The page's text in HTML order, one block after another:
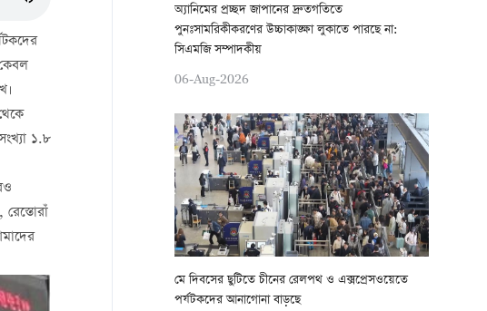
১.৮
অ্যানিমের প্রচ্ছদ জাপানের দ্রুতগতিতে
পুনঃসামরিকীকরণের উচ্চাকাঙ্ক্ষা লুকাতে পারছে না:
সিএমজি সম্পাদকীয়
06-Aug-2026
মে দিবসের ছুটিতে চীনের রেলপথ ও এক্সপ্রেসওয়েতে
পর্যটকদের আনাগোনা বাড়ছে